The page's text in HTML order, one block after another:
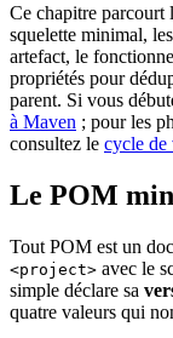
Ce chapitre parcourt
squelette minimal,
artefact, le
propriétés pour
parent. Si vous
à Maven ; pour les
consultez le cycle de
Le POM
Tout POM est un
<project> avec le
simple déclare sa
quatre valeurs qui